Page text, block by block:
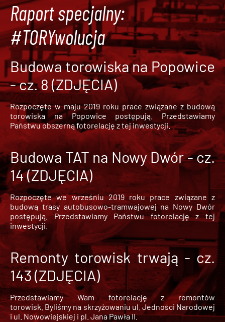
Raport specjalny:
#TORYwolucja
Budowa torowiska na Popowice
- cz. 8 (ZDJĘCIA)
Rozpoczęte w maju 2019 roku prace związane z budową
torowiska na Popowice
postępują. Przedstawiamy
Państwu obszerną fotorelację z tej inwestycji.
Budowa TAT na Nowy Dwór - cz.
14 (ZDJĘCIA)
Rozpoczęte we wrześniu 2019 roku prace związane z
budową trasy autobusowo-tramwajowej na Nowy Dwór
postępują. Przedstawiamy Państwu fotorelację z tej
inwestycji.
Remonty torowisk trwają - cz.
143 (ZDJĘCIA)
Przedstawiamy Wam fotorelację z remontów
torowisk. Byliśmy na skrzyżowaniu ul. Jedności Narodowej
i ul. Nowowiejskiej i pl. Jana Pawła II.